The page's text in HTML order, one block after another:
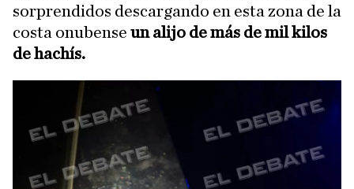
sorprendidos descargando en esta zona de la
costa onubense un alijo de más de mil kilos
de hachís.